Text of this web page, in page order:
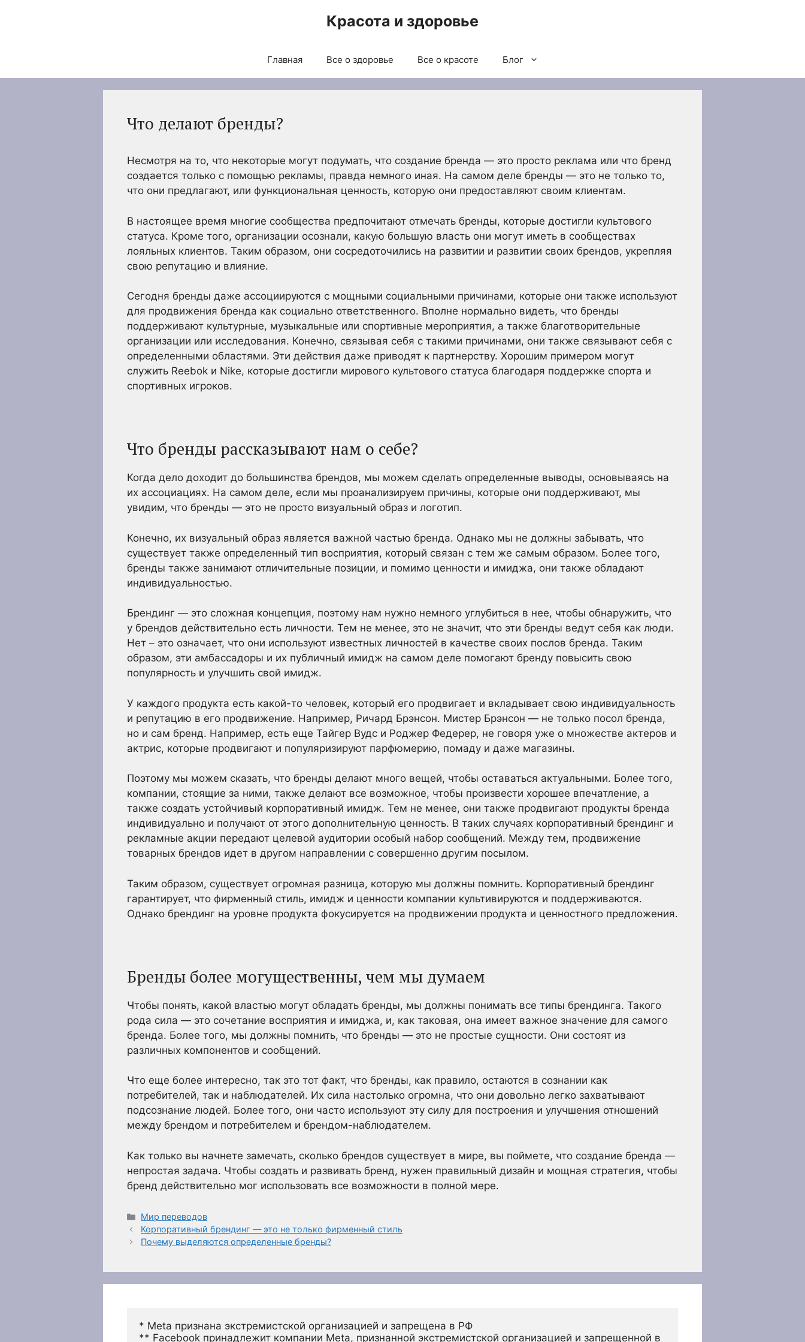
Красота и здоровье
Главная Все о здоровье Все о красоте Блог
Что делают бренды?
Несмотря на то, что некоторые могут подумать, что создание бренда — это просто реклама или что бренд
создается только с помощью рекламы, правда немного иная. На самом деле бренды — это не только то,
что они предлагают, или функциональная ценность, которую они предоставляют своим клиентам.
В настоящее время многие сообщества предпочитают отмечать бренды, которые достигли культового
статуса. Кроме того, организации осознали, какую большую власть они могут иметь в сообществах
лояльных клиентов. Таким образом, они сосредоточились на развитии и развитии своих брендов, укрепляя
свою репутацию и влияние.
Сегодня бренды даже ассоциируются с мощными социальными причинами, которые они также используют
для продвижения бренда как социально ответственного. Вполне нормально видеть, что бренды
поддерживают культурные, музыкальные или спортивные мероприятия, а также благотворительные
организации или исследования. Конечно, связывая себя с такими причинами, они также связывают себя с
определенными областями. Эти действия даже приводят к партнерству. Хорошим примером могут
служить Reebok и Nike, которые достигли мирового культового статуса благодаря поддержке спорта и
спортивных игроков.
Что бренды рассказывают нам о себе?
Когда дело доходит до большинства брендов, мы можем сделать определенные выводы, основываясь на
их ассоциациях. На самом деле, если мы проанализируем причины, которые они поддерживают, мы
увидим, что бренды — это не просто визуальный образ и логотип.
Конечно, их визуальный образ является важной частью бренда. Однако мы не должны забывать, что
существует также определенный тип восприятия, который связан с тем же самым образом. Более того,
бренды также занимают отличительные позиции, и помимо ценности и имиджа, они также обладают
индивидуальностью.
Брендинг — это сложная концепция, поэтому нам нужно немного углубиться в нее, чтобы обнаружить, что
у брендов действительно есть личности. Тем не менее, это не значит, что эти бренды ведут себя как люди.
Нет – это означает, что они используют известных личностей в качестве своих послов бренда. Таким
образом, эти амбассадоры и их публичный имидж на самом деле помогают бренду повысить свою
популярность и улучшить свой имидж.
У каждого продукта есть какой-то человек, который его продвигает и вкладывает свою индивидуальность
и репутацию в его продвижение. Например, Ричард Брэнсон. Мистер Брэнсон — не только посол бренда,
но и сам бренд. Например, есть еще Тайгер Вудс и Роджер Федерер, не говоря уже о множестве актеров и
актрис, которые продвигают и популяризируют парфюмерию, помаду и даже магазины.
Поэтому мы можем сказать, что бренды делают много вещей, чтобы оставаться актуальными. Более того,
компании, стоящие за ними, также делают все возможное, чтобы произвести хорошее впечатление, а
также создать устойчивый корпоративный имидж. Тем не менее, они также продвигают продукты бренда
индивидуально и получают от этого дополнительную ценность. В таких случаях корпоративный брендинг и
рекламные акции передают целевой аудитории особый набор сообщений. Между тем, продвижение
товарных брендов идет в другом направлении с совершенно другим посылом.
Таким образом, существует огромная разница, которую мы должны помнить. Корпоративный брендинг
гарантирует, что фирменный стиль, имидж и ценности компании культивируются и поддерживаются.
Однако брендинг на уровне продукта фокусируется на продвижении продукта и ценностного предложения.
Бренды более могущественны, чем мы думаем
Чтобы понять, какой властью могут обладать бренды, мы должны понимать все типы брендинга. Такого
рода сила — это сочетание восприятия и имиджа, и, как таковая, она имеет важное значение для самого
бренда. Более того, мы должны помнить, что бренды — это не простые сущности. Они состоят из
различных компонентов и сообщений.
Что еще более интересно, так это тот факт, что бренды, как правило, остаются в сознании как
потребителей, так и наблюдателей. Их сила настолько огромна, что они довольно легко захватывают
подсознание людей. Более того, они часто используют эту силу для построения и улучшения отношений
между брендом и потребителем и брендом-наблюдателем.
Как только вы начнете замечать, сколько брендов существует в мире, вы поймете, что создание бренда —
непростая задача. Чтобы создать и развивать бренд, нужен правильный дизайн и мощная стратегия, чтобы
бренд действительно мог использовать все возможности в полной мере.
Рубрики
Мир переводов
Корпоративный брендинг — это не только фирменный стиль
Почему выделяются определенные бренды?
* Meta признана экстремистской организацией и запрещена в РФ
** Facebook принадлежит компании Meta, признанной экстремистской организацией и запрещенной в